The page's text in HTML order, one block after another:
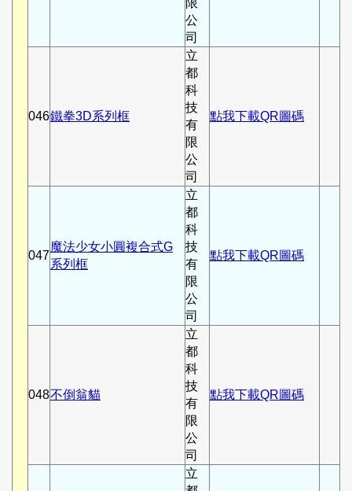
公
司
046鐵拳3D系列框
立
都
科
技
有
限
公
司
點我下載QR圖碼
047
魔法少女小圓複合式G
系列框
立
都
科
技
有
限
公
司
點我下載QR圖碼
048不倒翁貓
立
都
科
技
有
限
公
司
點我下載QR圖碼
立